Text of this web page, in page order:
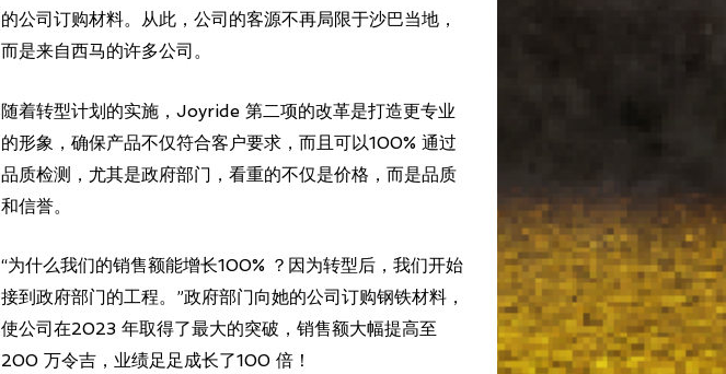
的公司订购材料。从此，公司的客源不再局限于沙巴当地，
而是来自西马的许多公司。
随着转型计划的实施，Joyride 第二项的改革是打造更专业
的形象，确保产品不仅符合客户要求，而且可以100% 通过
品质检测，尤其是政府部门，看重的不仅是价格，而是品质
和信誉。
“为什么我们的销售额能增长100% ？因为转型后，我们开始
接到政府部门的工程。”政府部门向她的公司订购钢铁材料，
使公司在2023 年取得了最大的突破，销售额大幅提高至
200 万令吉，业绩足足成长了100 倍！